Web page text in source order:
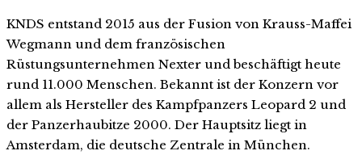
KNDS entstand 2015 aus der Fusion von Krauss-Maffei
Wegmann und dem französischen
Rüstungsunternehmen Nexter und beschäftigt heute
rund 11.000 Menschen. Bekannt ist der Konzern vor
allem als Hersteller des Kampfpanzers Leopard 2 und
der Panzerhaubitze 2000. Der Hauptsitz liegt in
Amsterdam, die deutsche Zentrale in München.